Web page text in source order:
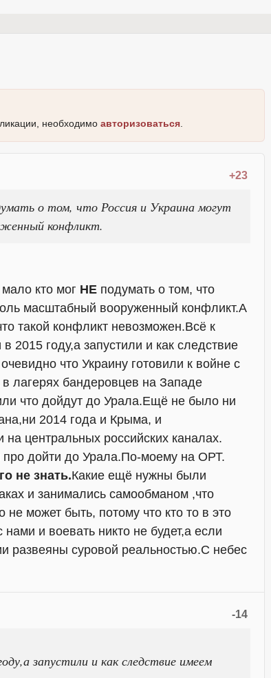
необходимо авторизоваться.
+23
о том, что Россия и Украина могут
конфликт.
кто мог НЕ подумать о том, что
масштабный вооруженный конфликт.А
такой конфликт невозможен.Всё к
году,а запустили и как следствие
что Украину готовили к войне с
лагерях бандеровцев на Западе
что дойдут до Урала.Ещё не было ни
2014 года и Крыма, и
центральных российских каналах.
про дойти до Урала.По-моему на ОРТ.
не знать.Какие ещё нужны были
и занимались самообманом ,что
может быть, потому что кто то в это
и воевать никто не будет,а если
развеяны суровой реальностью.С небес
-14
запустили и как следствие имеем